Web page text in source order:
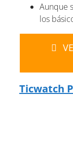
Aunque
los
Ticwatch